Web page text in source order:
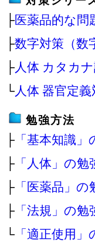
├医薬品的な問
├数字対策（数
├人体 カタカ
└人体 器官定義
勉強方法
├ 「基本知識
├ 「人体」の勉
├ 「医薬品」の
├ 「法規」の勉
└ 「適正使用